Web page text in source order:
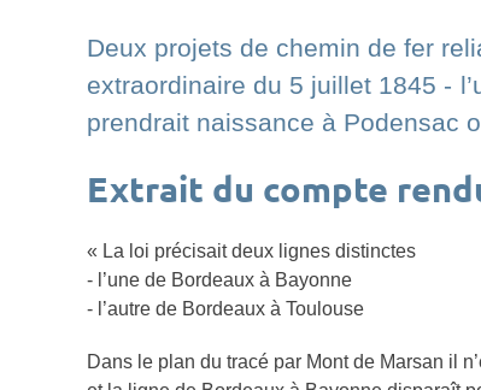
Deux projets de chemin de fer
extraordinaire du 5 juillet 1845 -
prendrait naissance à Podensac
Extrait du compte
« La loi précisait deux lignes distinctes
- l’une de Bordeaux à Bayonne
- l’autre de Bordeaux à Toulouse
Dans le plan du tracé par Mont de Marsan il